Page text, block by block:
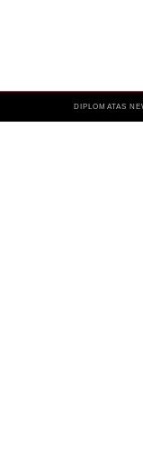
DIPLOMATAS